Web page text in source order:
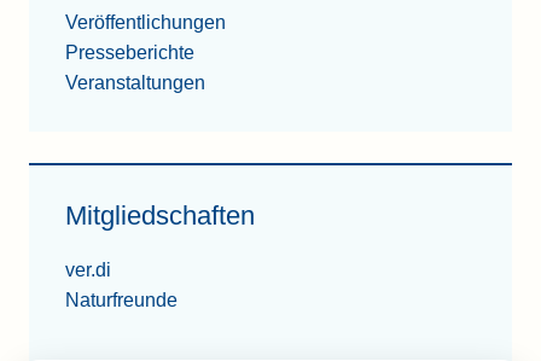
Veröffentlichungen
Presseberichte
Veranstaltungen
Mitgliedschaften
ver.di
Naturfreunde